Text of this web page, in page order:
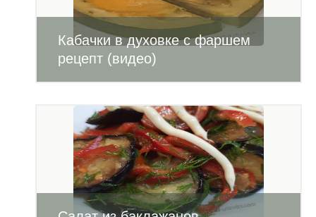
Кабачки в духовке с фаршем
рецепт (видео)